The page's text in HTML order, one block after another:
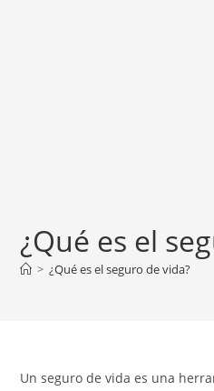
¿Qué es el
> ¿Qué es el seguro de vida?
Un seguro de vida es una